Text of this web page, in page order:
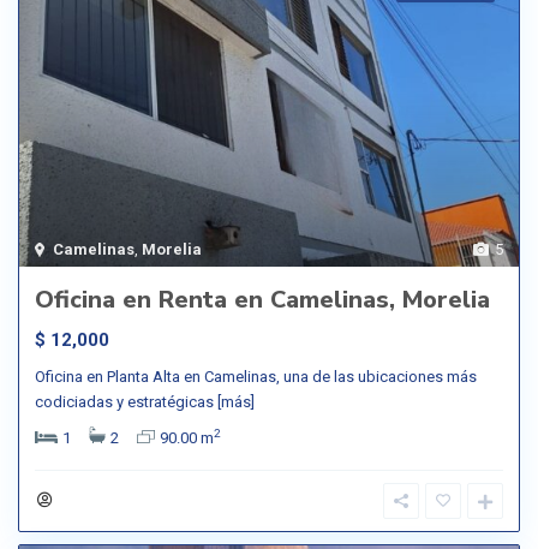
5
Camelinas, Morelia
Oficina en Renta en Camelinas, Morelia
$ 12,000
Oficina en Planta Alta en Camelinas, una de las ubicaciones más
codiciadas y estratégicas [más]
1
2 90.00 m2